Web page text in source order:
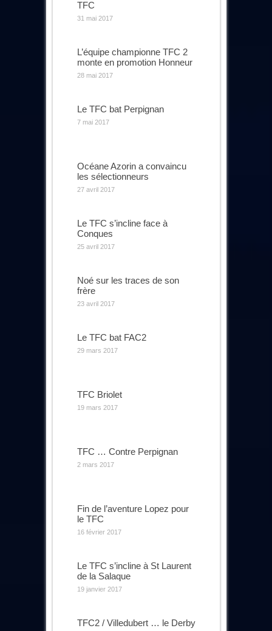
TFC
31 mai 2017
L’équipe championne TFC 2
monte en promotion Honneur
28 mai 2017
Le TFC bat Perpignan
7 mai 2017
Océane Azorin a convaincu
les sélectionneurs
27 avril 2017
Le TFC s’incline face à
Conques
25 avril 2017
Noé sur les traces de son
frère
23 avril 2017
Le TFC bat FAC2
29 mars 2017
TFC Briolet
19 mars 2017
TFC … Contre Perpignan
2 mars 2017
Fin de l’aventure Lopez pour
le TFC
16 février 2017
Le TFC s’incline à St Laurent
de la Salaque
19 janvier 2017
TFC2 / Villedubert … le Derby